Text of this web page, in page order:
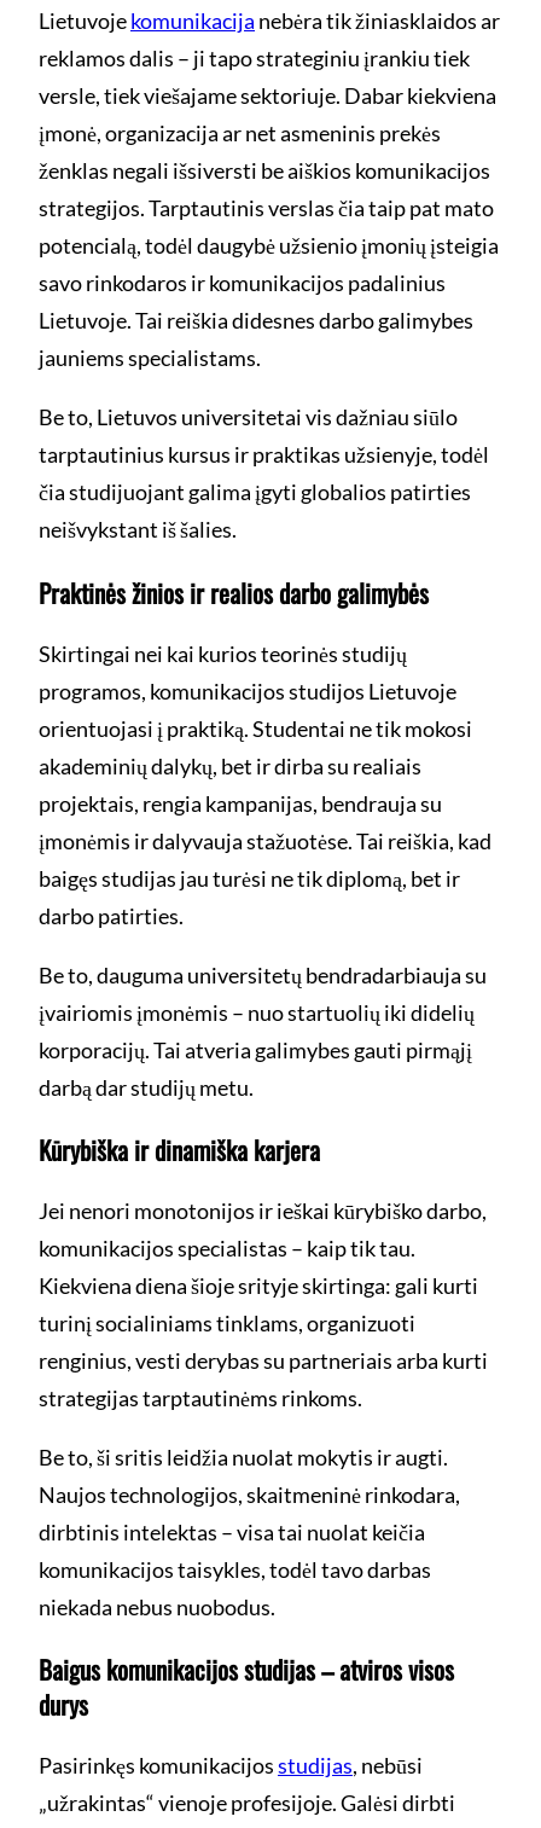
Lietuvojekomunikacija nebėra tik žiniasklaidos ar
reklamos dalis – ji tapo strateginiu įrankiu tiek
versle, tiek viešajame sektoriuje. Dabar kiekviena
įmonė, organizacija ar net asmeninis prekės
ženklas negali išsiversti be aiškios komunikacijos
strategijos. Tarptautinis verslas čia taip pat mato
potencialą, todėl daugybė užsienio įmonių įsteigia
savo rinkodaros ir komunikacijos padalinius
Lietuvoje. Tai reiškia didesnes darbo galimybes
jauniems specialistams.
Be to, Lietuvos universitetai vis dažniau siūlo
tarptautinius kursus ir praktikas užsienyje, todėl
čia studijuojant galima įgyti globalios patirties
neišvykstant iš šalies.
Praktinės žinios ir realios darbo galimybės
Skirtingai nei kai kurios teorinės studijų
programos, komunikacijos studijos Lietuvoje
orientuojasi į praktiką. Studentai ne tik mokosi
akademinių dalykų, bet ir dirba su realiais
projektais, rengia kampanijas, bendrauja su
įmonėmis ir dalyvauja stažuotėse. Tai reiškia, kad
baigęs studijas jau turėsi ne tik diplomą, bet ir
darbo patirties.
Be to, dauguma universitetų bendradarbiauja su
įvairiomis įmonėmis – nuo startuolių iki didelių
korporacijų. Tai atveria galimybes gauti pirmąjį
darbą dar studijų metu.
Kūrybiška ir dinamiška karjera
Jei nenori monotonijos ir ieškai kūrybiško darbo,
komunikacijos specialistas – kaip tik tau.
Kiekviena diena šioje srityje skirtinga: gali kurti
turinį socialiniams tinklams, organizuoti
renginius, vesti derybas su partneriais arba kurti
strategijas tarptautinėms rinkoms.
Be to, ši sritis leidžia nuolat mokytis ir augti.
Naujos technologijos, skaitmeninė rinkodara,
dirbtinis intelektas – visa tai nuolat keičia
komunikacijos taisykles, todėl tavo darbas
niekada nebus nuobodus.
Baigus komunikacijos studijas – atviros visos
durys
Pasirinkęs komunikacijosstudijas, nebūsi
„užrakintas“ vienoje profesijoje. Galėsi dirbti